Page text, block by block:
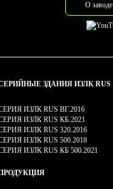
О заводе
ЗДАНИЯ ИЗЛК RUS
ИЗЛК RUS ВГ.2016
ИЗЛК RUS КБ.2021
ИЗЛК RUS 320.2016
ИЗЛК RUS 500.2018
ИЗЛК RUS КБ 500.2021